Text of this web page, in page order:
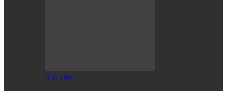
A la Une